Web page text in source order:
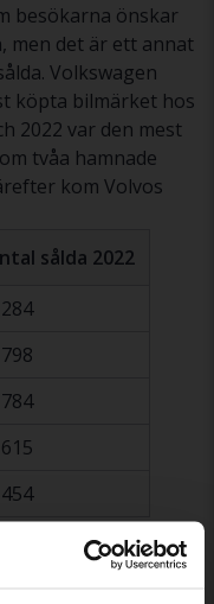
besökarna önskar
men det är ett annat
Volkswagen
köpta bilmärket hos
2022 var den mest
tvåa hamnade
kom Volvos
sålda 2022
här